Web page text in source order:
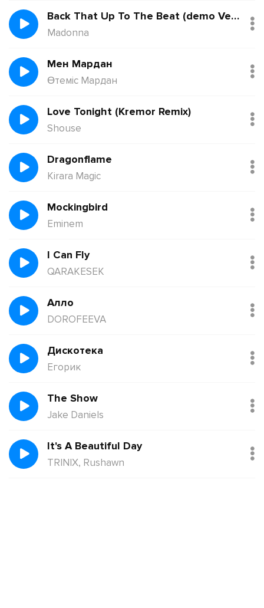
Back That Up To The Beat (demo Version)
Madonna
Мен Мардан
Өтеміс Мардан
Love Tonight (Kremor Remix)
Shouse
Dragonflame
Kirara Magic
Mockingbird
Eminem
I Can Fly
QARAKESEK
Алло
DOROFEEVA
Дискотека
Егорик
The Show
Jake Daniels
It's A Beautiful Day
TRINIX, Rushawn